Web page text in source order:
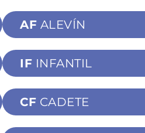
AF ALEVÍN
IF INFANTIL
CF CADETE